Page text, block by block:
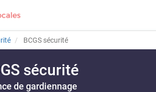
BCGS sécurité
sécurité
de gardiennage